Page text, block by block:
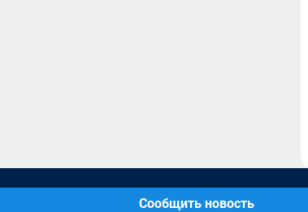
Сообщить новость